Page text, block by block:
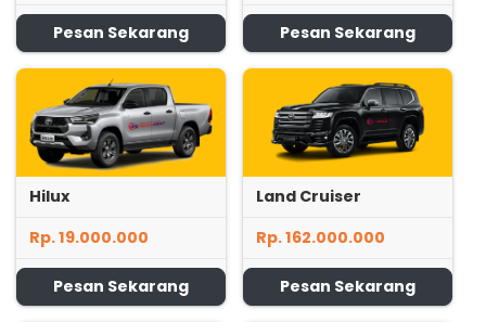
Pesan Sekarang Pesan Sekarang
Hilux
Rp. 19.000.000
Pesan Sekarang
Land Cruiser
Rp. 162.000.000
Pesan Sekarang